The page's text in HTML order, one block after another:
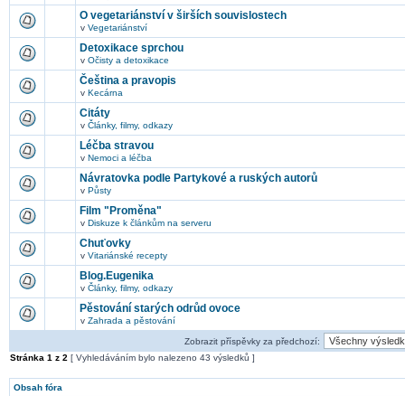
O vegetariánství v širších souvislostech
v Vegetariánství
Detoxikace sprchou
v Očisty a detoxikace
Čeština a pravopis
v Kecárna
Citáty
v Články, filmy, odkazy
Léčba stravou
v Nemoci a léčba
Návratovka podle Partykové a ruských autorů
v Půsty
Film "Proměna"
v Diskuze k článkům na serveru
Chuťovky
v Vitariánské recepty
Blog.Eugenika
v Články, filmy, odkazy
Pěstování starých odrůd ovoce
v Zahrada a pěstování
Zobrazit příspěvky za předchozí:
Stránka 1 z 2 [ Vyhledáváním bylo nalezeno 43 výsledků ]
Obsah fóra